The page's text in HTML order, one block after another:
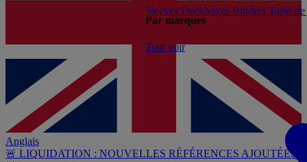
Anglais
🚨 LIQUIDATION : NOUVELLES RÉFÉRENCES AJOUTÉES
Par marques
Tout voir
Sleeves Deckboxes Binders Tapis